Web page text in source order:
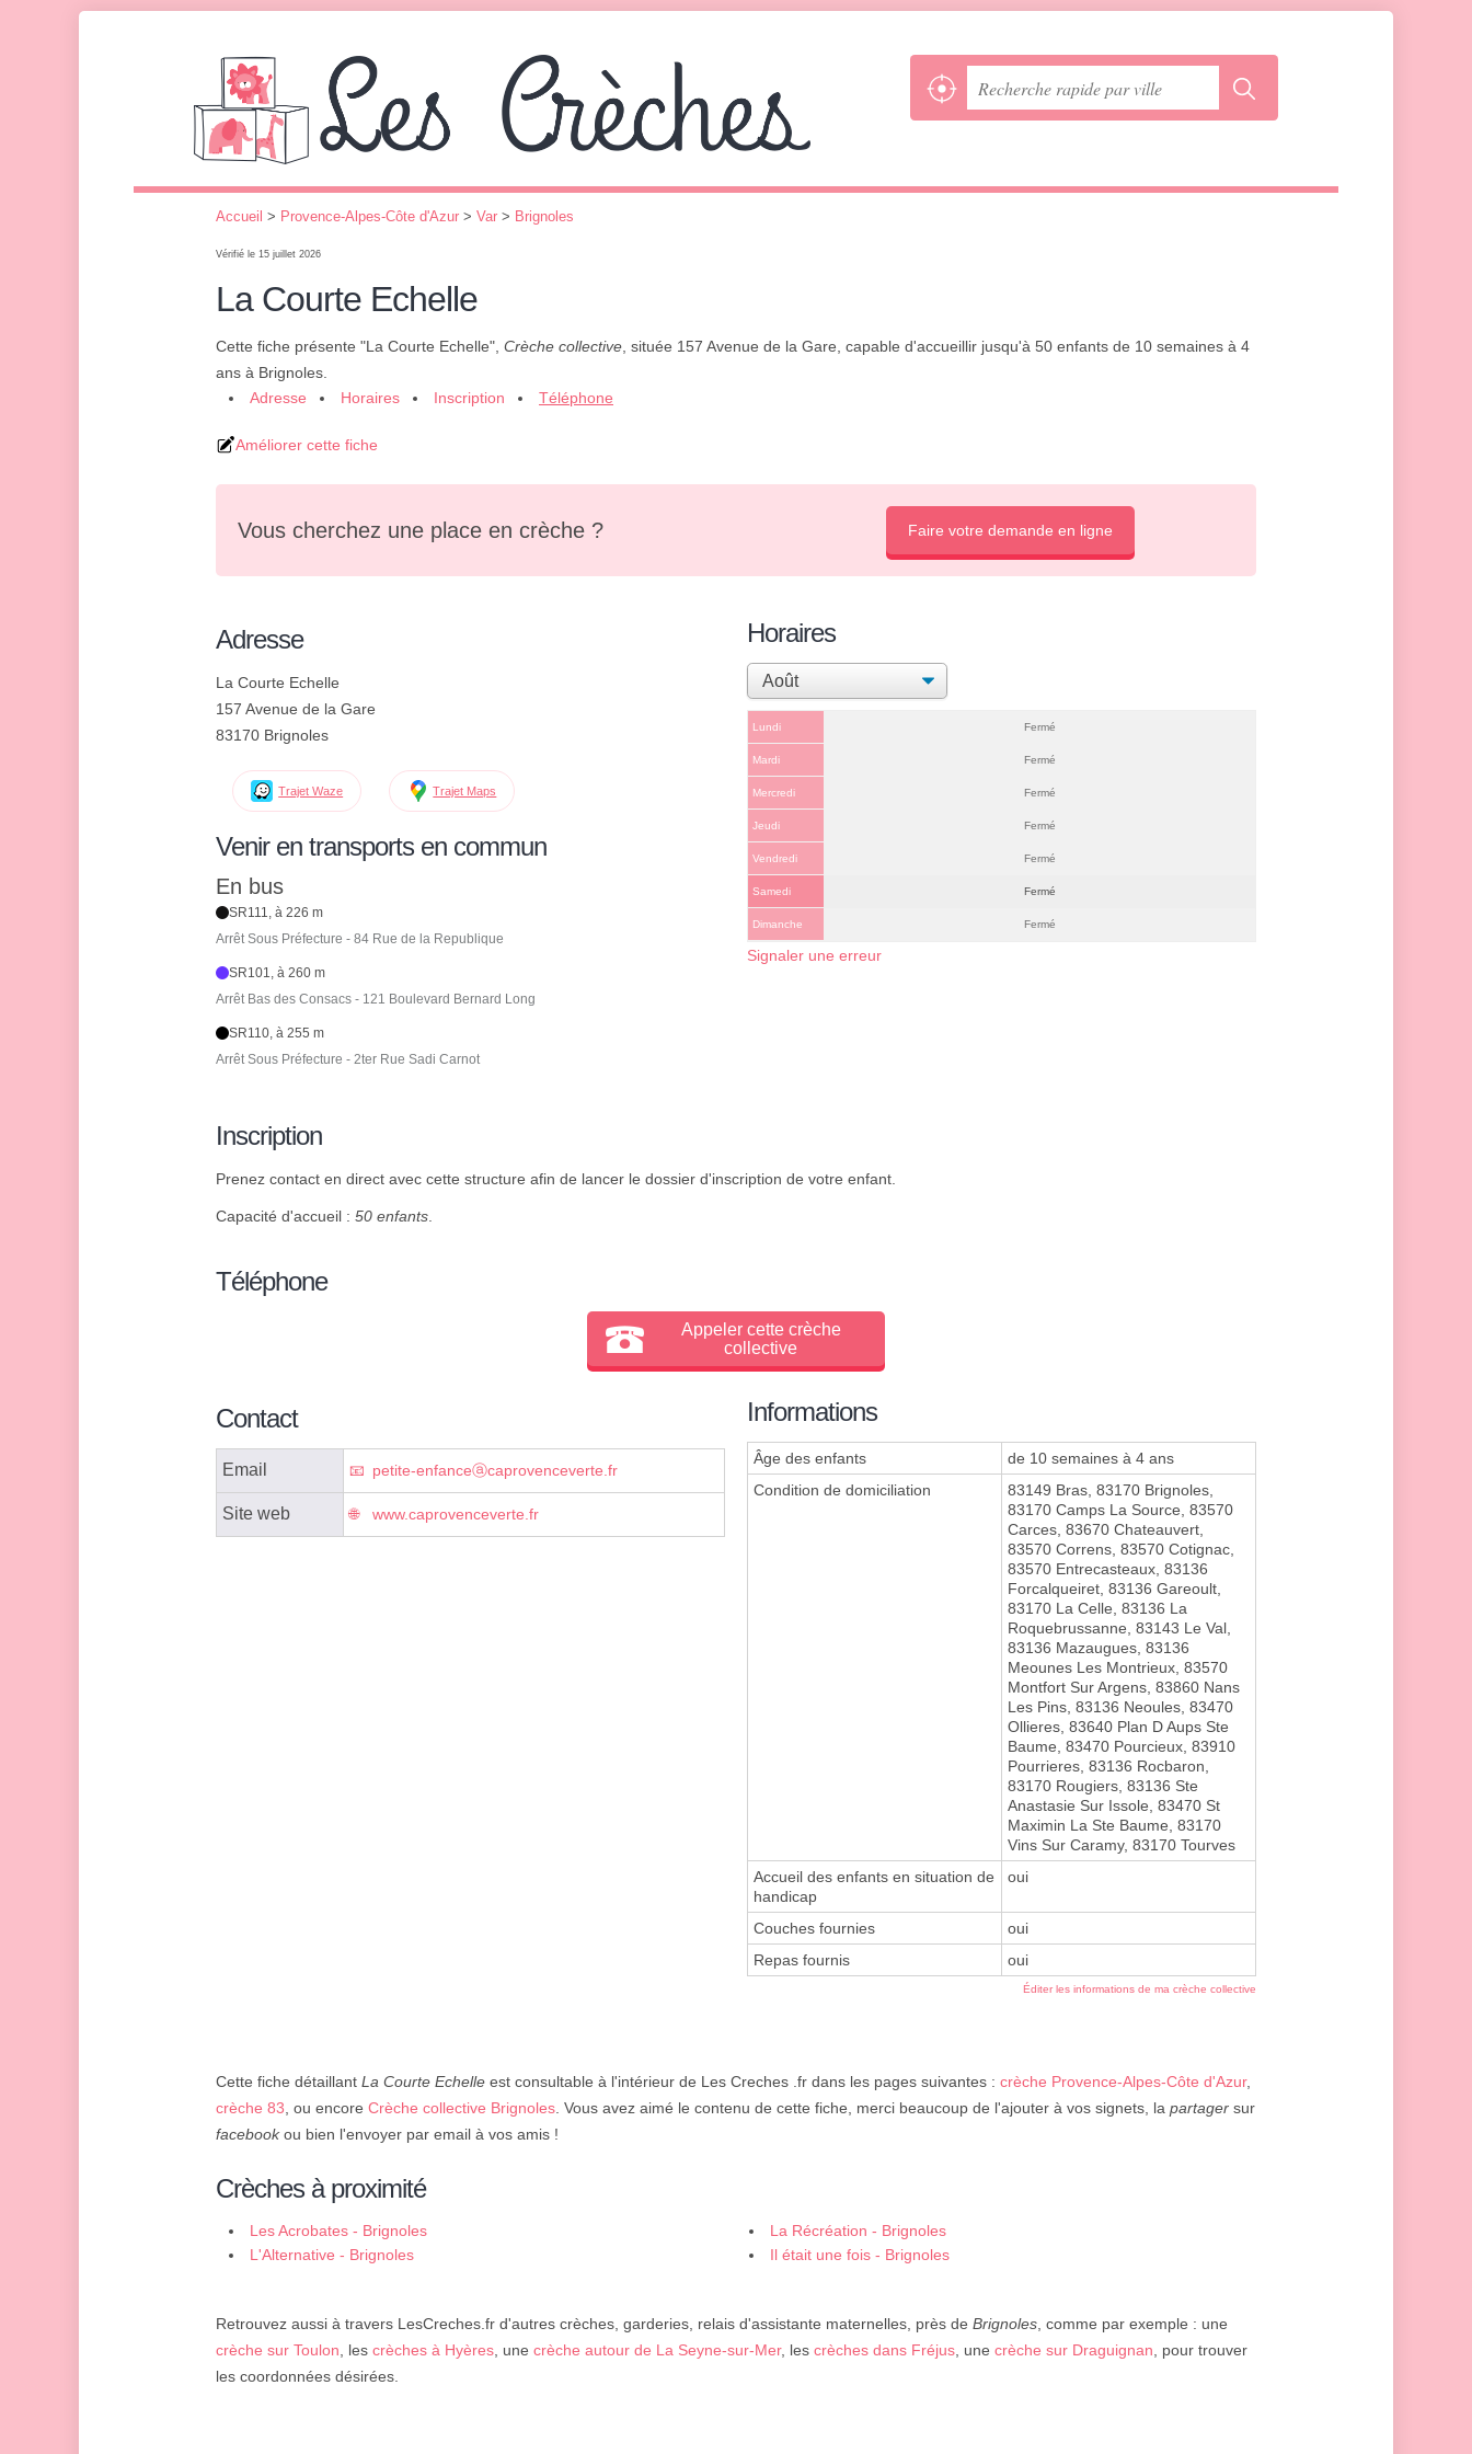
Accueil > Provence-Alpes-Côte d'Azur > Var > Brignoles
Vérifié le 15 juillet 2026
La Courte Echelle
Cette fiche présente "La Courte Echelle", Crèche collective , située 157 Avenue de la Gare, capable d'accueillir jusqu'à 50 enfants de 10 semaines à 4
ans à Brignoles.
Adresse
Horaires Inscription Téléphone
Améliorer cette fiche
Vous cherchez une place en crèche ? Faire votre demande en ligne
Adresse
La Courte Echelle
157 Avenue de la Gare
83170 Brignoles
Trajet Waze Trajet Maps
Venir en transports en commun
En bus
SR111, à 226 m
Arrêt Sous Préfecture - 84 Rue de la Republique
SR101, à 260 m
Arrêt Bas des Consacs - 121 Boulevard Bernard Long
SR110, à 255 m
Arrêt Sous Préfecture - 2ter Rue Sadi Carnot
Horaires
Lundi Fermé
Mardi Fermé
Mercredi Fermé
Jeudi Fermé
Vendredi Fermé
Samedi Fermé
Dimanche Fermé
Signaler une erreur
Inscription
Prenez contact en direct avec cette structure afin de lancer le dossier d'inscription de votre enfant.
Capacité d'accueil : 50 enfants.
Téléphone
Appeler cette crèche
collective
Contact
Email petite-enfanceⓐcaprovenceverte.fr
Site web www.caprovenceverte.fr
Informations
Âge des enfants
de 10 semaines à 4 ans
Condition de domiciliation
83149 Bras, 83170 Brignoles,
83170 Camps La Source, 83570
Carces, 83670 Chateauvert,
83570 Correns, 83570 Cotignac,
83570 Entrecasteaux, 83136
Forcalqueiret, 83136 Gareoult,
83170 La Celle, 83136 La
Roquebrussanne, 83143 Le Val,
83136 Mazaugues, 83136
Meounes Les Montrieux, 83570
Montfort Sur Argens, 83860 Nans
Les Pins, 83136 Neoules, 83470
Ollieres, 83640 Plan D Aups Ste
Baume, 83470 Pourcieux, 83910
Pourrieres, 83136 Rocbaron,
83170 Rougiers, 83136 Ste
Anastasie Sur Issole, 83470 St
Maximin La Ste Baume, 83170
Vins Sur Caramy, 83170 Tourves
Accueil des enfants en situation de
handicap
oui
Couches fournies
oui
Repas fournis
oui
Éditer les informations de ma crèche collective
Cette fiche détaillant La Courte Echelle est consultable à l'intérieur de Les Creches .fr dans les pages suivantes : crèche Provence-Alpes-Côte d'Azur,
crèche 83, ou encore Crèche collective Brignoles. Vous avez aimé le contenu de cette fiche, merci beaucoup de l'ajouter à vos signets, la partager sur
facebookou bien l'envoyer par email à vos amis !
Crèches à proximité
Les Acrobates - Brignoles
La Récréation - Brignoles
L'Alternative - Brignoles
Il était une fois - Brignoles
Retrouvez aussi à travers LesCreches.fr d'autres crèches, garderies, relais d'assistante maternelles, près de Brignoles, comme par exemple : une
crèche sur Toulon, les crèches à Hyères, une crèche autour de La Seyne-sur-Mer, les crèches dans Fréjus, une crèche sur Draguignan, pour trouver
les coordonnées désirées.